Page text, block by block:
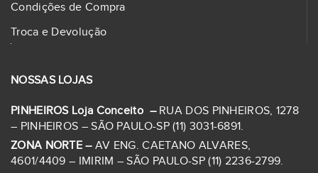
Condições de Compra
Troca e Devolução
NOSSAS LOJAS
PINHEIROS Loja Conceito – RUA DOS PINHEIROS, 1278
– PINHEIROS – SÃO PAULO-SP (11) 3031-6891.
ZONA NORTE – AV ENG. CAETANO ALVARES,
4601/4409 – IMIRIM – SÃO PAULO-SP (11) 2236-2799.